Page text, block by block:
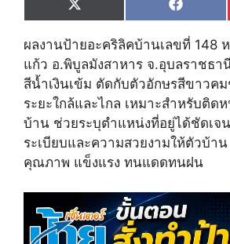
Share
on
X
(
w
i
t
t
e
r
)
Share
on
F
a
c
e
b
o
o
k
ผลงานป้ายอะคริลิคบ้านเลขที่ 148
แก้ว อ.พิบูลมังสาหาร จ.อุบลราชธ
สีน้ำเงินเข้ม ตัดกับตัวอักษรสีขาวค
ระยะใกล้และไกล เหมาะสำหรับติด
บ้าน ช่วยระบุตำแหน่งที่อยู่ได้ชัดเจ
ระเบียบและความสวยงามให้ตัวบ้า
คุณภาพ แข็งแรง ทนแดดทนฝน